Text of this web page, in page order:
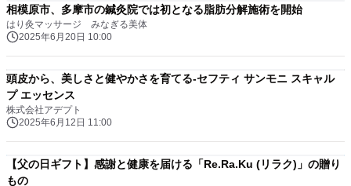
相模原市、多摩市の鍼灸院では初となる脂肪分解施術を開始
はり灸マッサージ みなぎる美体
2025年6月20日 10:00
頭皮から、美しさと健やかさを育てる-セフティ サンモニ スキャル
プ エッセンス
株式会社アデプト
2025年6月12日 11:00
【父の日ギフト】感謝と健康を届ける「Re.Ra.Ku (リラク)」の贈り
もの